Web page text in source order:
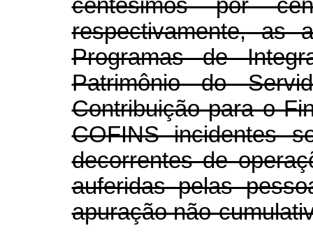
centésimos por
respectivamente, as
Programas de
Patrimônio do
Contribuição para o
COFINS incidentes
decorrentes de
auferidas pelas
apuração não-